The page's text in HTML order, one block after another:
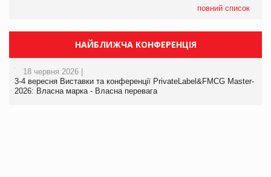
повний список
НАЙБЛИЖЧА КОНФЕРЕНЦІЯ
18 червня 2026 |
3-4 вересня Виставки та конференції PrivateLabel&FMCG Master-
2026: Власна марка - Власна перевага